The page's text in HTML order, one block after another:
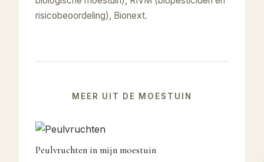
risicobeoordeling), Bionext.
MEER UIT DE MOESTUIN
Peulvruchten in mijn moestuin